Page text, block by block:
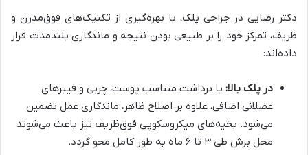
دکتر رضایی در جراحی پلک، با بهره‌گیری از تکنیک‌های فوق‌مدرن و
ظریف، تمرکز خود را بر طبیعی بودن نتیجه و ماندگاری بلندمدت قرار
داده‌اند:
در پلک بالا: با برداشت متناسب پوست، چربی و فیبرهای
عضلانی اضافی، علاوه بر اصلاح ظاهر، ماندگاری عمل تضمین
می‌شود. بخیه‌های میکروسکوپی فوق‌ظریف نیز باعث می‌شوند
محل برش طی ۳ تا ۶ ماه به طور کامل محو گردد.